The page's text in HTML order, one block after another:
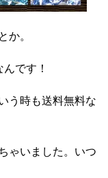
か。
です！
う時も送料無料な
ゃいました。いつ